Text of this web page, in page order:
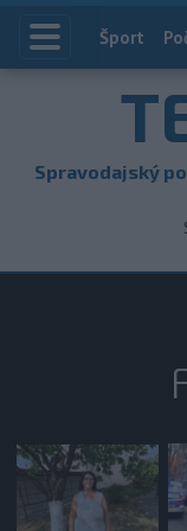
Index
Šport
Spravodajský